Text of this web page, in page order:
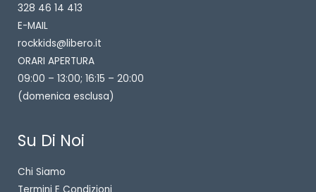
328 46 14 413
E-MAIL
rockkids@libero.it
ORARI APERTURA
09:00 – 13:00; 16:15 – 20:00
(domenica esclusa)
Su Di Noi
Chi Siamo